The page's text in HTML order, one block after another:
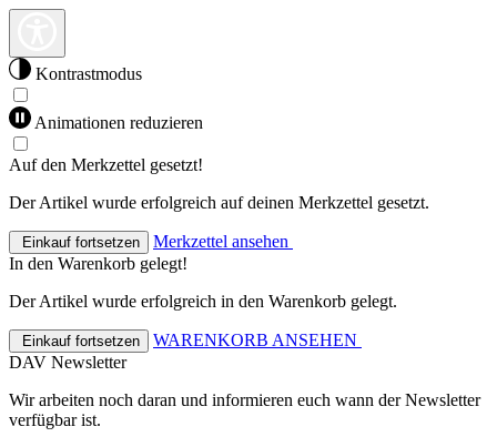
Kontrastmodus
Animationen reduzieren
Auf den Merkzettel gesetzt!
Der Artikel wurde erfolgreich auf deinen Merkzettel gesetzt.
Einkauf fortsetzen
Merkzettel ansehen
In den Warenkorb gelegt!
Der Artikel wurde erfolgreich in den Warenkorb gelegt.
Einkauf fortsetzen
WARENKORB ANSEHEN
DAV Newsletter
Wir arbeiten noch daran und informieren euch wann der Newsletter
verfügbar ist.